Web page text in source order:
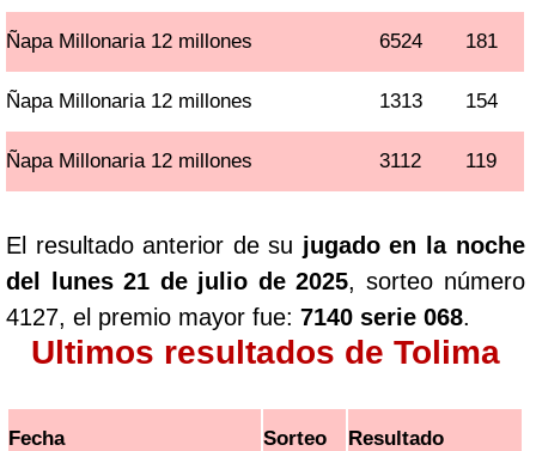
Ñapa Millonaria 12 millones 6524 181
Ñapa Millonaria 12 millones 1313 154
Ñapa Millonaria 12 millones 3112 119
El resultado anterior de su jugado en la noche
del lunes 21 de julio de 2025, sorteo número
4127, el premio mayor fue: 7140 serie 068.
Ultimos resultados de Tolima
Fecha Sorteo Resultado